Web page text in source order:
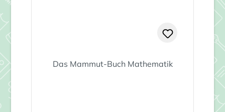
Das Mammut-Buch Mathematik